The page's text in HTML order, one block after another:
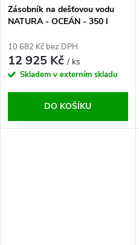
Zásobník na dešťovou vodu
NATURA - OCEÁN - 350 l
10 682 Kč bez DPH
12 925 Kč/ ks
Skladem v externím skladu
DO KOŠÍKU